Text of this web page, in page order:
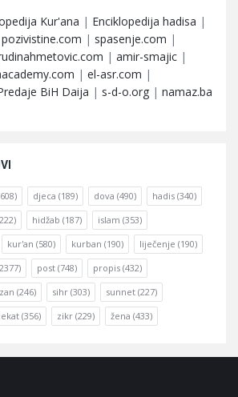
Kur'ana | Enciklopedija hadisa |
pozivistine.com | spasenje.com |
| amir-smajic |
| el-asr.com |
BiH Daija | s-d-o.org | namaz.ba
djeca (189) dova (490) hadis (340)
hidžab (187) islam (353)
kur'an (580) kurban (190) liječenje (190)
post (748) propis (432)
(246) sihr (303) sunnet (227)
(356) zikr (229) žena (433)